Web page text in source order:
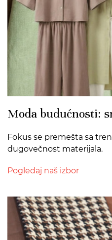
Moda budućnosti:
Fokus se premešta sa
dugovečnost materijala.
Pogledaj naš izbor